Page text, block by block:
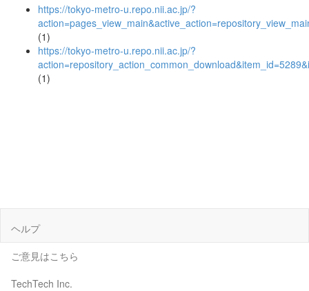
https://tokyo-metro-u.repo.nii.ac.jp/?
(1)
https://tokyo-metro-u.repo.nii.ac.jp/?
(1)
ヘルプ
ご意見はこちら
TechTech Inc.